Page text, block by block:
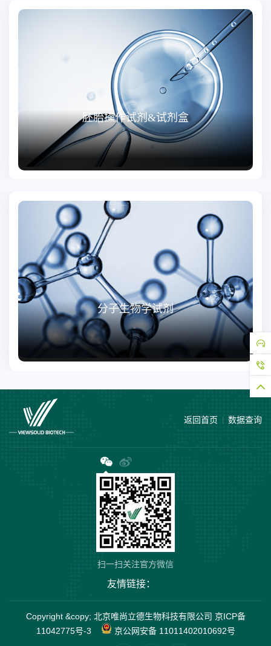
胚胎操作试剂&试剂盒
分子生物学试剂
返回首页 数据查询
扫一扫关注官方微信
友情链接：
Copyright &copy; 北京唯尚立德生物科技有限公司 京ICP备
11042775号-3
京公网安备 11011402010692号